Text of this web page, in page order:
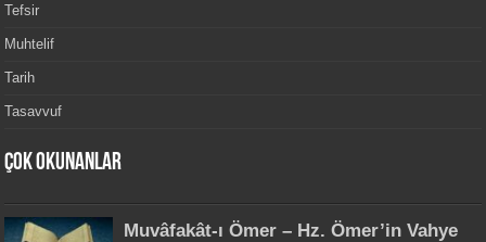
Tefsir
Muhtelif
Tarih
Tasavvuf
Çok Okunanlar
Muvâfakât-ı Ömer – Hz. Ömer’in Vahye